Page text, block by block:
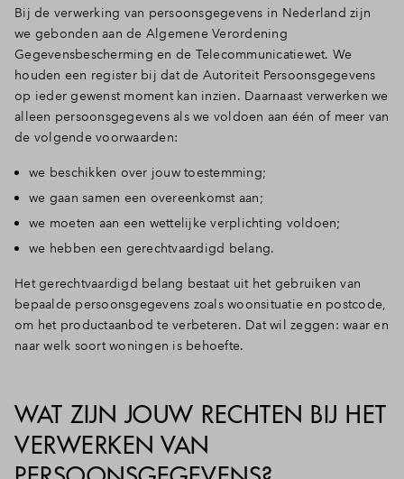
Bij de verwerking van persoonsgegevens in Nederland zijn
we gebonden aan de Algemene Verordening
Gegevensbescherming en de Telecommunicatiewet. We
houden een register bij dat de Autoriteit Persoonsgegevens
op ieder gewenst moment kan inzien. Daarnaast verwerken we
alleen persoonsgegevens als we voldoen aan één of meer van
de volgende voorwaarden:
we beschikken over jouw toestemming;
we gaan samen een overeenkomst aan;
we moeten aan een wettelijke verplichting voldoen;
we hebben een gerechtvaardigd belang.
Het gerechtvaardigd belang bestaat uit het gebruiken van
bepaalde persoonsgegevens zoals woonsituatie en postcode,
om het productaanbod te verbeteren. Dat wil zeggen: waar en
naar welk soort woningen is behoefte.
WAT ZIJN JOUW RECHTEN BIJ HET
VERWERKEN VAN